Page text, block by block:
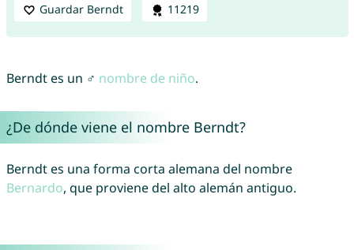
Guardar Berndt 11219
Berndt es un ♂ nombre de niño.
¿De dónde viene el nombre Berndt?
Berndt es una forma corta alemana del nombre
Bernardo, que proviene del alto alemán antiguo.